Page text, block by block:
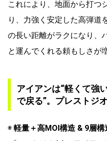
これにより、地面から打つ
り、力強く安定した高弾道
の長い距離がラクになり、
と運んでくれる頼もしさが
アイアンは“軽くて強
で戻る”。プレストジ
◉ 軽量＋高MOI構造 & 9層構